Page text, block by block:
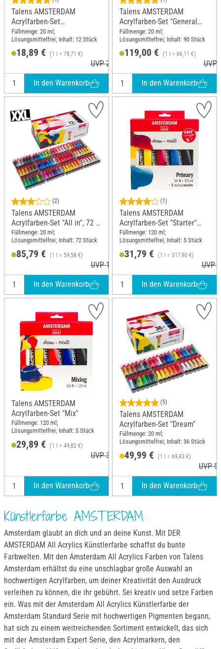
Talens AMSTERDAM
Acrylfarben-Set
"Stadtlandschaft"
Füllmenge: 20 ml;
Lösungsmittelfrei; Inhalt: 12 Stück
18,89 € (1 l = 78,71 €)
UVP 20,60 €
In den Warenkorb
Talens AMSTERDAM
Acrylfarben-Set "General
Selection 90"
Füllmenge: 20 ml;
Lösungsmittelfrei; Inhalt: 90 Stück
119,00 € (1 l = 66,11 €)
UVP
In den Warenkorb
(2)
Talens AMSTERDAM
Acrylfarben-Set "All in", 72 x
20 ml
Füllmenge: 20 ml;
Lösungsmittelfrei; Inhalt: 72 Stück
85,79 € (1 l = 59,58 €)
UVP 118,45 €
In den Warenkorb
(1)
Talens AMSTERDAM
Acrylfarben-Set "Starter"
inkl. 3 Dosierspitzen
Füllmenge: 120 ml;
Lösungsmittelfrei; Inhalt: 5 Stück
31,79 € (1 l = 317,90 €)
UVP
In den Warenkorb
Talens AMSTERDAM
Acrylfarben-Set "Mix"
Füllmenge: 120 ml;
Lösungsmittelfrei; Inhalt: 5 Stück
29,89 € (1 l = 49,82 €)
UVP 30,70 €
In den Warenkorb
(5)
Talens AMSTERDAM
Acrylfarben-Set "Dream"
Füllmenge: 20 ml;
Lösungsmittelfrei; Inhalt: 36 Stück
49,99 € (1 l = 69,43 €)
UVP
In den Warenkorb
Künstlerfarbe AMSTERDAM
Amsterdam glaubt an dich und an deine Kunst. Mit DER
AMSTERDAM All Acrylics Künstlerfarbe schaffst du bunte
Farbwelten. Mit den Amsterdam All Acrylics Farben von Talens
Amsterdam erhältst du eine unschlagbar große Auswahl an
hochwertigen Acrylfarben, um deiner Kreativität den Ausdruck
verleihen zu können, die ihr gebührt. Sei kreativ und setze Farben
ein. Was mit der Amsterdam All Acrylics Künstlerfarbe der
Amsterdam Standard Serie mit hochwertigen Pigmenten begann,
hat sich zu einem weitreichenden Sortiment entwickelt, das sich
mit der Amsterdam Expert Serie, den Acrylmarkern, den